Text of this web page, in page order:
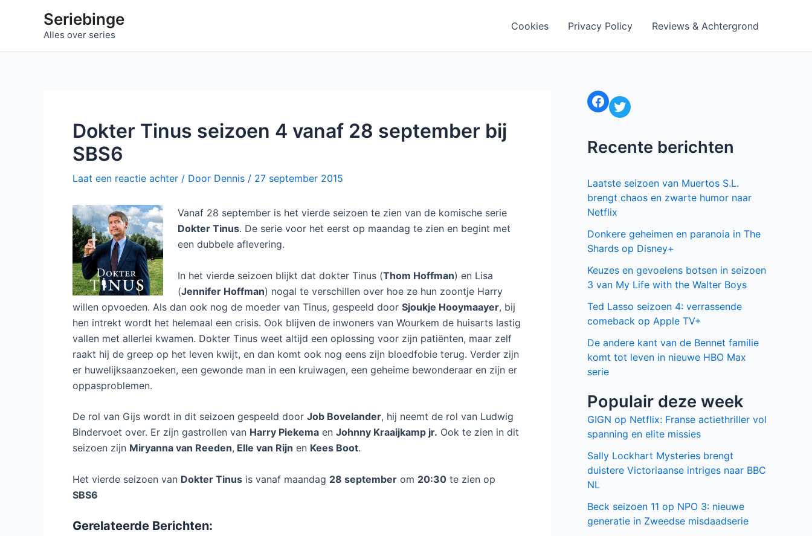
Seriebinge
Alles over series
Cookies Privacy Policy Reviews & Achtergrond
Dokter Tinus seizoen 4 vanaf 28 september bij
SBS6
Laat een reactie achter / Door Dennis / 27 september 2015
Vanaf 28 september is het vierde seizoen te zien van de komische serie
Dokter Tinus. De serie voor het eerst op maandag te zien en begint met
een dubbele aflevering.
In het vierde seizoen blijkt dat dokter Tinus (Thom Hoffman) en Lisa
(Jennifer Hoffman) nogal te verschillen over hoe ze hun zoontje Harry
willen opvoeden. Als dan ook nog de moeder van Tinus, gespeeld door Sjoukje Hooymaayer, bij
hen intrekt wordt het helemaal een crisis. Ook blijven de inwoners van Wourkem de huisarts lastig
vallen met allerlei kwamen. Dokter Tinus weet altijd een oplossing voor zijn patiënten, maar zelf
raakt hij de greep op het leven kwijt, en dan komt ook nog eens zijn bloedfobie terug. Verder zijn
er huwelijksaanzoeken, een gewonde man in een kruiwagen, een geheime bewonderaar en zijn er
oppasproblemen.
De rol van Gijs wordt in dit seizoen gespeeld door Job Bovelander, hij neemt de rol van Ludwig
Bindervoet over. Er zijn gastrollen van Harry Piekema en Johnny Kraaijkamp jr. Ook te zien in dit
seizoen zijn Miryanna van Reeden, Elle van Rijn en Kees Boot.
Het vierde seizoen van Dokter Tinus is vanaf maandag 28 september om 20:30 te zien op
SBS6
Gerelateerde Berichten:
Facebook Twitter
Recente berichten
Laatste seizoen van Muertos S.L.
brengt chaos en zwarte humor naar
Netflix
Donkere geheimen en paranoia in The
Shards op Disney+
Keuzes en gevoelens botsen in seizoen
3 van My Life with the Walter Boys
Ted Lasso seizoen 4: verrassende
comeback op Apple TV+
De andere kant van de Bennet familie
komt tot leven in nieuwe HBO Max
serie
Populair deze week
GIGN op Netflix: Franse actiethriller vol
spanning en elite missies
Sally Lockhart Mysteries brengt
duistere Victoriaanse intriges naar BBC
NL
Beck seizoen 11 op NPO 3: nieuwe
generatie in Zweedse misdaadserie